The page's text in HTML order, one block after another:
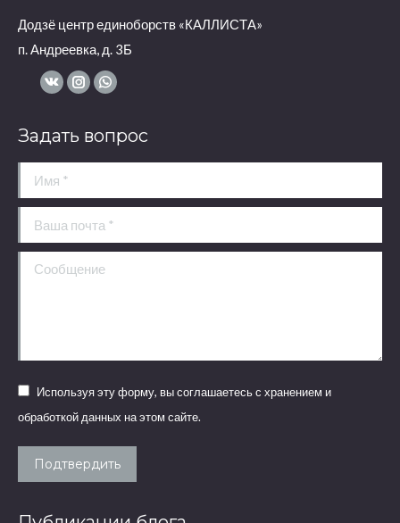
Додзё центр единоборств «КАЛЛИСТА»
п. Андреевка, д. 3Б
Вконтакте
InstagramWhatsApp
Задать вопрос
Имя *
Ваша почта *
Сообщение
Используя эту форму, вы соглашаетесь с хранением и
обработкой данных на этом сайте.
Подтвердить